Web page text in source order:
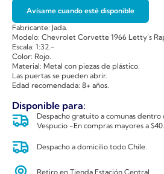
Avísame cuando esté disponible
Fabricante: Jada.
Modelo: Chevrolet Corvette 1966 Letty´s
Escala: 1:32.-
Color: Rojo.
Material: Metal con piezas de plástico.
Las puertas se pueden abrir.
Edad recomendada: 8+ años.
Disponible para:
Despacho gratuito a comunas
Vespucio -En compras mayores a
Despacho a domicilio todo Chile.
Retiro en Tienda Estación Central